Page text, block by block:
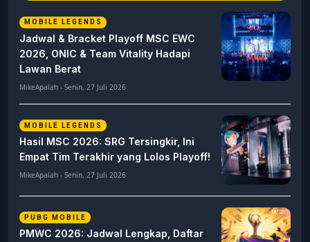
MOBILE LEGENDS
Jadwal & Bracket Playoff MSC EWC
2026, ONIC & Team Vitality Hadapi
Lawan Berat
MikeApalah - Senin, 27 Juli 2026
MOBILE LEGENDS
Hasil MSC 2026: SRG Tersingkir, Ini
Empat Tim Terakhir yang Lolos Playoff!
MikeApalah - Senin, 27 Juli 2026
PUBG MOBILE
PMWC 2026: Jadwal Lengkap, Daftar